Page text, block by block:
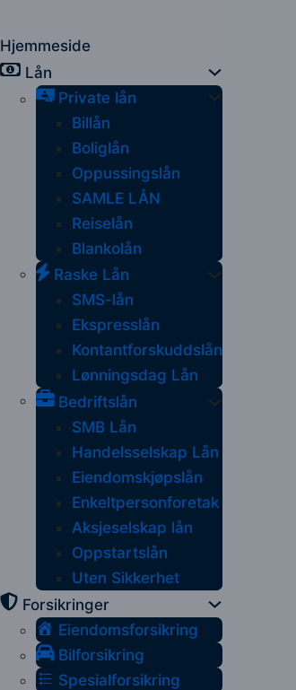
Hjemmeside
Lån
Private lån
Billån
Boliglån
Oppussingslån
SAMLE LÅN
Reiselån
Blankolån
Raske Lån
SMS-lån
Ekspresslån
Kontantforskuddslån
Lønningsdag Lån
Bedriftslån
SMB Lån
Handelsselskap Lån
Eiendomskjøpslån
Enkeltpersonforetak
Aksjeselskap lån
Oppstartslån
Uten Sikkerhet
Forsikringer
Eiendomsforsikring
Bilforsikring
Spesialforsikring